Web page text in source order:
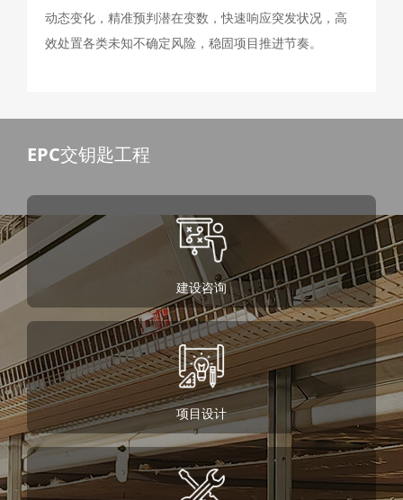
动态变化，精准预判潜在变数，快速响应突发状况，高
效处置各类未知不确定风险，稳固项目推进节奏。
EPC交钥匙工程
建设咨询
项目设计
most relevant experience by remembering your
preferences and repeat visits. By clicking
"Accept All", you consent to the use of ALL the
cookies. However, you may visit "Cookies
Settings" to provide a controlled consent.
Privacy Policy|lmprint|Cookie Settings
Accepet All >> Deny
Powered by Usercentrics Consent Management